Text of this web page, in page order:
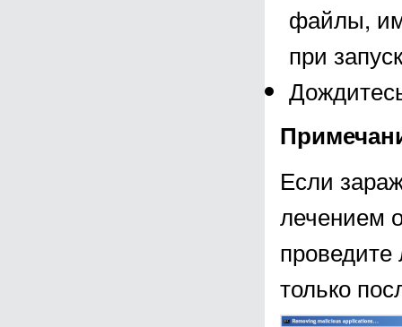
файлы,
при
Если
лечением
только